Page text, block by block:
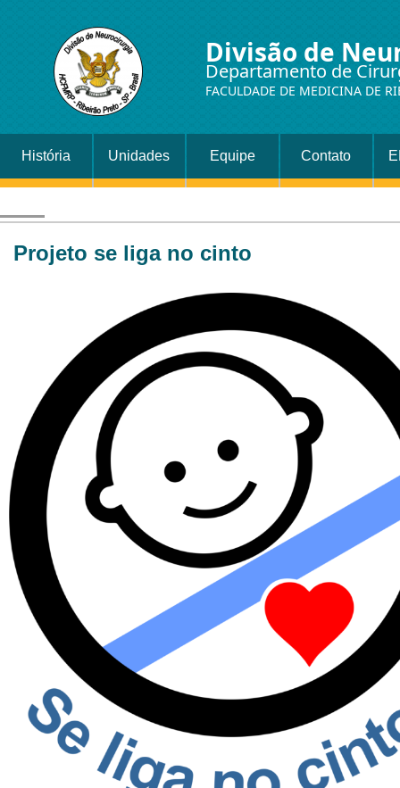
Divisão de
Departamento de
FACULDADE DE MEDICINA DE
História Unidades Equipe Contato
Projeto se liga no cinto